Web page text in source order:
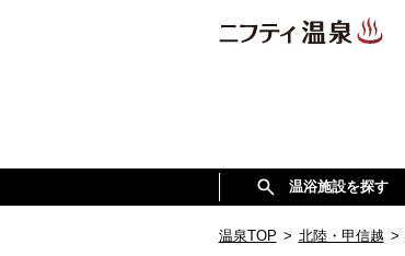
温浴施設を探す
温泉TOP > 北陸・甲信越 >